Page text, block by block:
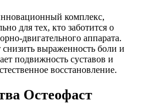
комплекс,
для тех, кто заботится о
двигательного аппарата.
снизить выраженность боли и
подвижность суставов и
восстановление.
Остеофаст